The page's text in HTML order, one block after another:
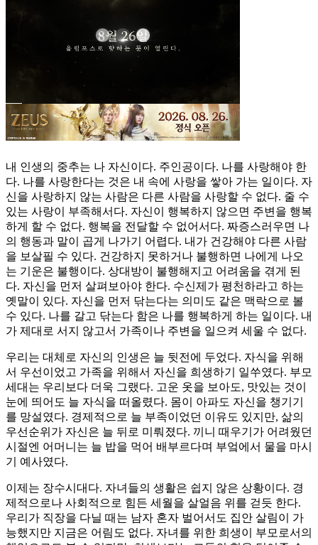
내 인생의 중추는 나 자신이다. 주인공이다. 나를 사랑해야 한
다. 나를 사랑한다는 것은 내 속에 사랑을 쌓아 가는 일이다. 자
신을 사랑하지 않는 사람은 다른 사람을 사랑할 수 없다. 줄 수
있는 사랑이 부족해서다. 자신이 행복하지 않으면 주변을 행복
하게 할 수 없다. 행복을 전달할 수 없어서다. 짜증스러우면 나
의 행동과 말이 곱게 나가기 어렵다. 내가 건강해야 다른 사람
을 보살필 수 있다. 건강하지 못하거나 불행하면 나에게 나오
는 기운은 불행이다. 상대방이 불행해지고 어려움을 겪게 된
다. 자신을 먼저 살펴보아야 한다. 수신제가 평천하라고 하는
옛말이 있다. 자신을 먼저 닦는다는 의미도 같은 맥락으로 볼
수 있다. 나를 갈고 닦는다 함은 나를 행복하게 하는 일이다. 내
가 제대로 서지 않고서 가족이나 주변을 일으켜 세울 수 없다.
우리는 대체로 자신의 인생은 늘 뒷전에 두었다. 자식을 위해
서 우선이었고 가족을 위해서 자신을 희생하기 일쑤였다. 부모
세대는 우리보다 더욱 그랬다. 고운 옷을 보아도, 맛있는 것이
눈에 띄어도 늘 자식을 떠올렸다. 몸이 아파도 자신을 챙기기
를 망설였다. 경제적으로 늘 부족이었던 이유도 있지만, 삶의
우선순위가 자신은 늘 뒤로 미뤄졌다. 끼니 때우기가 어려웠던
시절엔 어머니는 늘 밥을 먹어 배부르다며 부엌에서 물을 마시
기 예사였다.
이제는 장수시대다. 자녀들의 생활은 쉽지 않은 상황이다. 경
제적으로나 사회적으로 힘든 세월을 살얼음 위를 걷듯 한다.
우리가 직장을 다닐 때는 남자 혼자 벌어서도 집안 살림이 가
능했지만 지금은 어림도 없다. 자녀를 위한 희생이 부모로서의